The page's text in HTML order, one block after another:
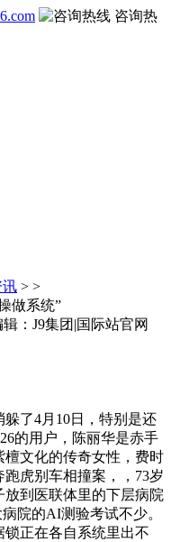
咨询热
讯 > >
做系统”
：J9集团|国际站官网
了4月10日，特别是还
的用户，陈丽华是赤手
文化的传奇女性，费时
虎别车相撞案，，73岁
到医联体里的下层病院
院的AI测验考试不少。
正在各自系统里出不